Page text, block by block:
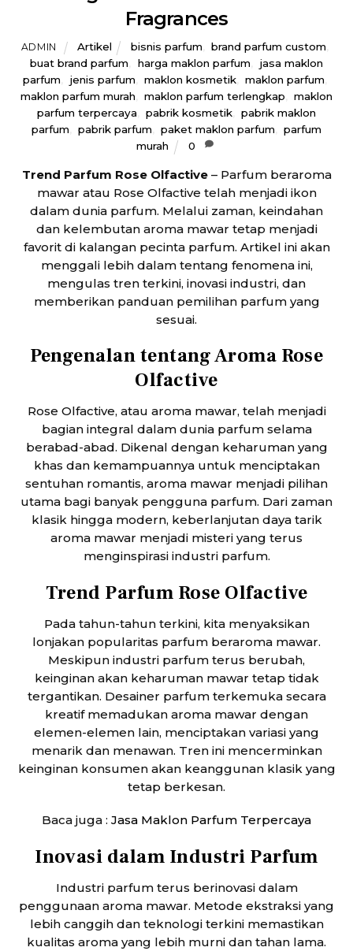
Fragrances
ADMIN Artikel bisnis parfum brand parfum custom
buat brand parfum
harga maklon parfum
jasa maklon
parfum
jenis parfum maklon kosmetik maklon parfum
maklon parfum murah
maklon parfum terlengkap
maklon
parfum terpercaya
pabrik kosmetik
pabrik maklon
parfum
pabrik parfum paket maklon parfum
parfum
murah
0
Trend Parfum Rose Olfactive– Parfum beraroma
mawar atau Rose Olfactive telah menjadi ikon
dalam dunia parfum. Melalui zaman, keindahan
dan kelembutan aroma mawar tetap menjadi
favorit di kalangan pecinta parfum. Artikel ini akan
menggali lebih dalam tentang fenomena ini,
mengulas tren terkini, inovasi industri, dan
memberikan panduan pemilihan parfum yang
sesuai.
Pengenalan tentang Aroma Rose
Olfactive
Rose Olfactive, atau aroma mawar, telah menjadi
bagian integral dalam dunia parfum selama
berabad-abad. Dikenal dengan keharuman yang
khas dan kemampuannya untuk menciptakan
sentuhan romantis, aroma mawar menjadi pilihan
utama bagi banyak pengguna parfum. Dari zaman
klasik hingga modern, keberlanjutan daya tarik
aroma mawar menjadi misteri yang terus
menginspirasi industri parfum.
Trend Parfum Rose Olfactive
Pada tahun-tahun terkini, kita menyaksikan
lonjakan popularitas parfum beraroma mawar.
Meskipun industri parfum terus berubah,
keinginan akan keharuman mawar tetap tidak
tergantikan. Desainer parfum terkemuka secara
kreatif memadukan aroma mawar dengan
elemen-elemen lain, menciptakan variasi yang
menarik dan menawan. Tren ini mencerminkan
keinginan konsumen akan keanggunan klasik yang
tetap berkesan.
Baca juga : Jasa Maklon Parfum Terpercaya
Inovasi dalam Industri Parfum
Industri parfum terus berinovasi dalam
penggunaan aroma mawar. Metode ekstraksi yang
lebih canggih dan teknologi terkini memastikan
kualitas aroma yang lebih murni dan tahan lama.